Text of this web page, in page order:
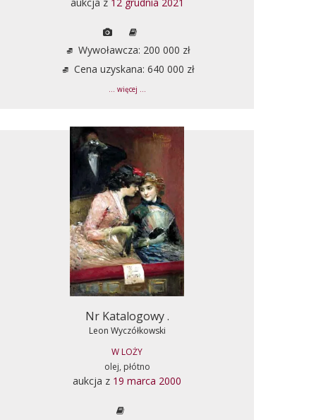
Wywoławcza: 200 000 zł
Cena uzyskana: 640 000 zł
... więcej ...
Nr Katalogowy .
Leon Wyczółkowski
W LOŻY
olej, płótno
aukcja z 19 marca 2000